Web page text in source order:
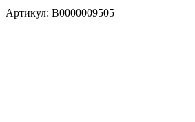
Артикул: В0000009505